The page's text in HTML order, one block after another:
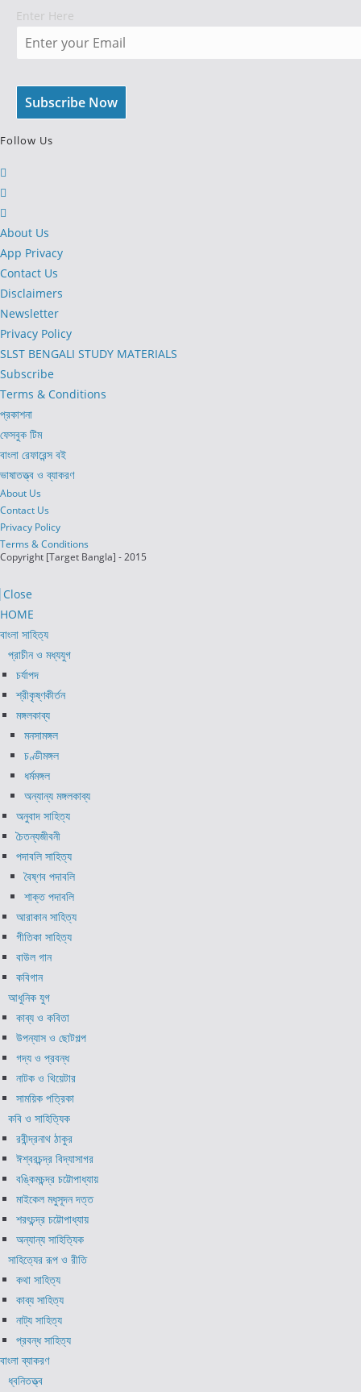
Enter Here
Follow Us
new
tab
a
new
tab
in
a
new
tab
About Us
App Privacy
Contact Us
Disclaimers
Newsletter
Privacy Policy
SLST BENGALI STUDY MATERIALS
Subscribe
Terms & Conditions
প্রকাশনা
ফেসবুক টিম
বাংলা রেফারেন্স বই
ভাষাতত্ত্ব ও ব্যাকরণ
About Us
Contact Us
Privacy Policy
Terms & Conditions
Copyright [Target Bangla] - 2015
Close
HOME
বাংলা সাহিত্য
প্রাচীন ও মধ্যযুগ
চর্যাপদ
শ্রীকৃষ্ণকীর্তন
মঙ্গলকাব্য
মনসামঙ্গল
চণ্ডীমঙ্গল
ধর্মমঙ্গল
অন্যান্য মঙ্গলকাব্য
অনুবাদ সাহিত্য
চৈতন্যজীবনী
পদাবলি সাহিত্য
বৈষ্ণব পদাবলি
শাক্ত পদাবলি
আরাকান সাহিত্য
গীতিকা সাহিত্য
বাউল গান
কবিগান
আধুনিক যুগ
কাব্য ও কবিতা
উপন্যাস ও ছোটগল্প
গদ্য ও প্রবন্ধ
নাটক ও থিয়েটার
সাময়িক পত্রিকা
কবি ও সাহিত্যিক
রবীন্দ্রনাথ ঠাকুর
ঈশ্বরচন্দ্র বিদ্যাসাগর
বঙ্কিমচন্দ্র চট্টোপাধ্যায়
মাইকেল মধুসূদন দত্ত
শরৎচন্দ্র চট্টোপাধ্যায়
অন্যান্য সাহিত্যিক
সাহিত্যের রূপ ও রীতি
কথা সাহিত্য
কাব্য সাহিত্য
নাট্য সাহিত্য
প্রবন্ধ সাহিত্য
বাংলা ব্যাকরণ
ধ্বনিতত্ত্ব